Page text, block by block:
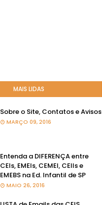
MAIS LIDAS
Sobre o Site, Contatos e Avisos
MARÇO 09, 2016
Entenda a DIFERENÇA entre
CEIs, EMEIs, CEMEI, CEIIs e
EMEBS na Ed. Infantil de SP
MAIO 26, 2016